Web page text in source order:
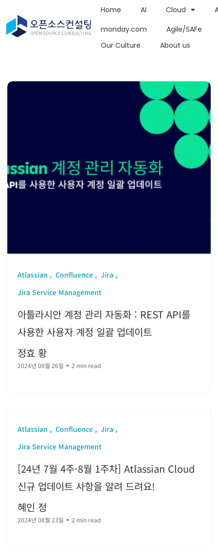
Home AI Cloud
monday.com
Agile/SAFe
Our Culture
About us
Atlassian Confluence
Jira
Jira Service Management
아틀라시안 계정 관리 자동화 : REST API를
사용한 사용자 계정 일괄 업데이트
정효 황
2024년 08월 26일 2 min read
Atlassian Confluence
Jira
Jira Service Management
[24년 7월 4주-8월 1주차] Atlassian Cloud
신규 업데이트 사항을 알려 드려요!
혜인 정
2024년 08월 23일 2 min read